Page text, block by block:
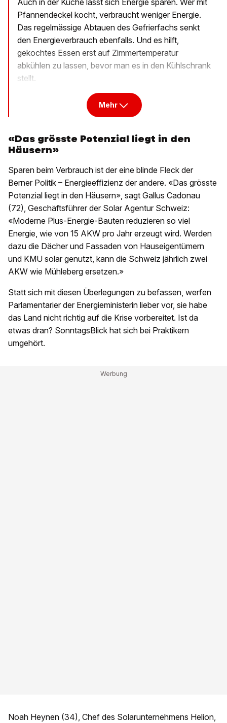
Auch in der Küche lässt sich Energie sparen. Wer mit
Pfannendeckel kocht, verbraucht weniger Energie.
Das regelmässige Abtauen des Gefrierfachs senkt
den Energieverbrauch ebenfalls. Und es hilft,
gekochtes Essen erst auf Zimmertemperatur
abkühlen zu lassen, bevor man es in den Kühlschrank
stellt.
Mehr
«Das grösste Potenzial liegt in den
Häusern»
Sparen beim Verbrauch ist der eine blinde Fleck der
Berner Politik – Energieeffizienz der andere. «Das grösste
Potenzial liegt in den Häusern», sagt Gallus Cadonau
(72), Geschäftsführer der Solar Agentur Schweiz:
«Moderne Plus-Energie-Bauten reduzieren so viel
Energie, wie von 15 AKW pro Jahr erzeugt wird. Werden
dazu die Dächer und Fassaden von Hauseigentümern
und KMU solar genutzt, kann die Schweiz jährlich zwei
AKW wie Mühleberg ersetzen.»
Statt sich mit diesen Überlegungen zu befassen, werfen
Parlamentarier der Energieministerin lieber vor, sie habe
das Land nicht richtig auf die Krise vorbereitet. Ist da
etwas dran? SonntagsBlick hat sich bei Praktikern
umgehört.
Noah Heynen (34), Chef des Solarunternehmens Helion,